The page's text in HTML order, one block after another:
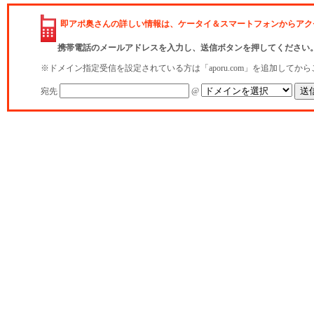
即アポ奥さんの詳しい情報は、ケータイ＆スマートフォンからア
携帯電話のメールアドレスを入力し、送信ボタンを押してください
※ドメイン指定受信を設定されている方は「aporu.com」を追加してか
宛先 @